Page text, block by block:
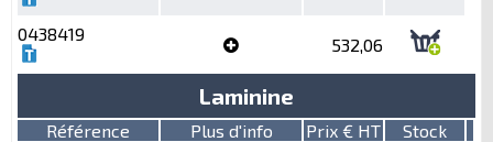
0438419
532,06
Laminine
Référence Plus d'info Prix € HT
Stock